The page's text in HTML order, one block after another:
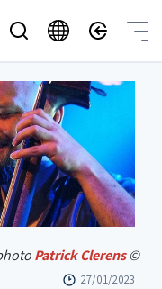
Patrick Clerens©
27/01/2023